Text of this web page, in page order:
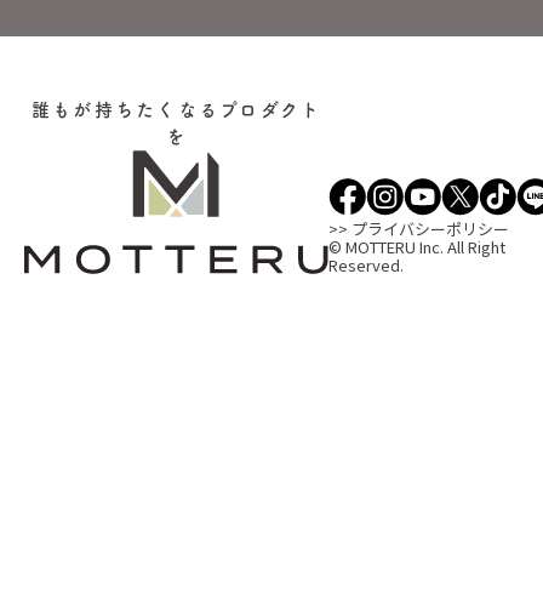
誰もが持ちたくなるプロダクト
を
>> プライバシーポリシー
© MOTTERU Inc. All Right
Reserved.